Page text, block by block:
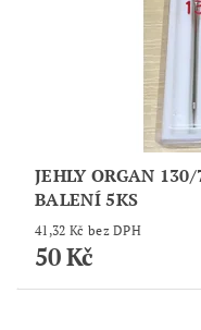
JEHLY ORGAN
BALENÍ 5KS
41,32 Kč bez DPH
50 Kč